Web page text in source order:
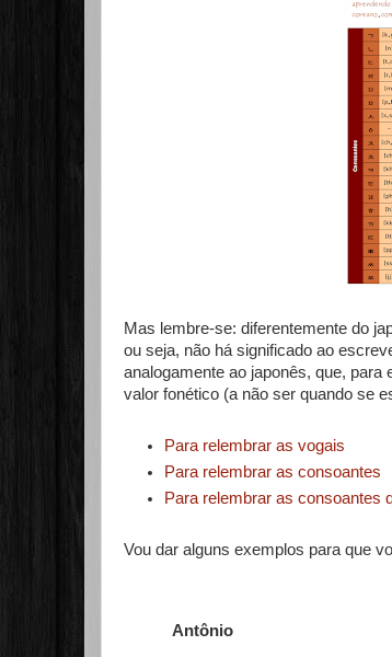
Mas lembre-se: diferentemente do
ou seja, não há significado ao
analogamente ao japonês, que,
valor fonético (a não ser quando se
Para relembrar as vogais
Para relembrar as consoantes
Para relembrar as consoantes
Vou dar alguns exemplos para que
Antônio